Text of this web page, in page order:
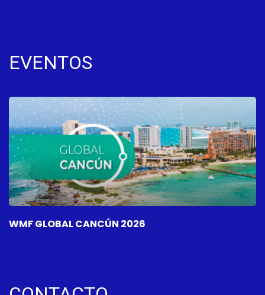
EVENTOS
WMF GLOBAL CANCÚN 2026